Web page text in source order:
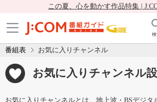
この夏、心を動かす作品特集 |
番組表 お気に入りチャンネル
お気に入りチャンネル
お気に入りチャンネルとは、地上波・BSデジタ